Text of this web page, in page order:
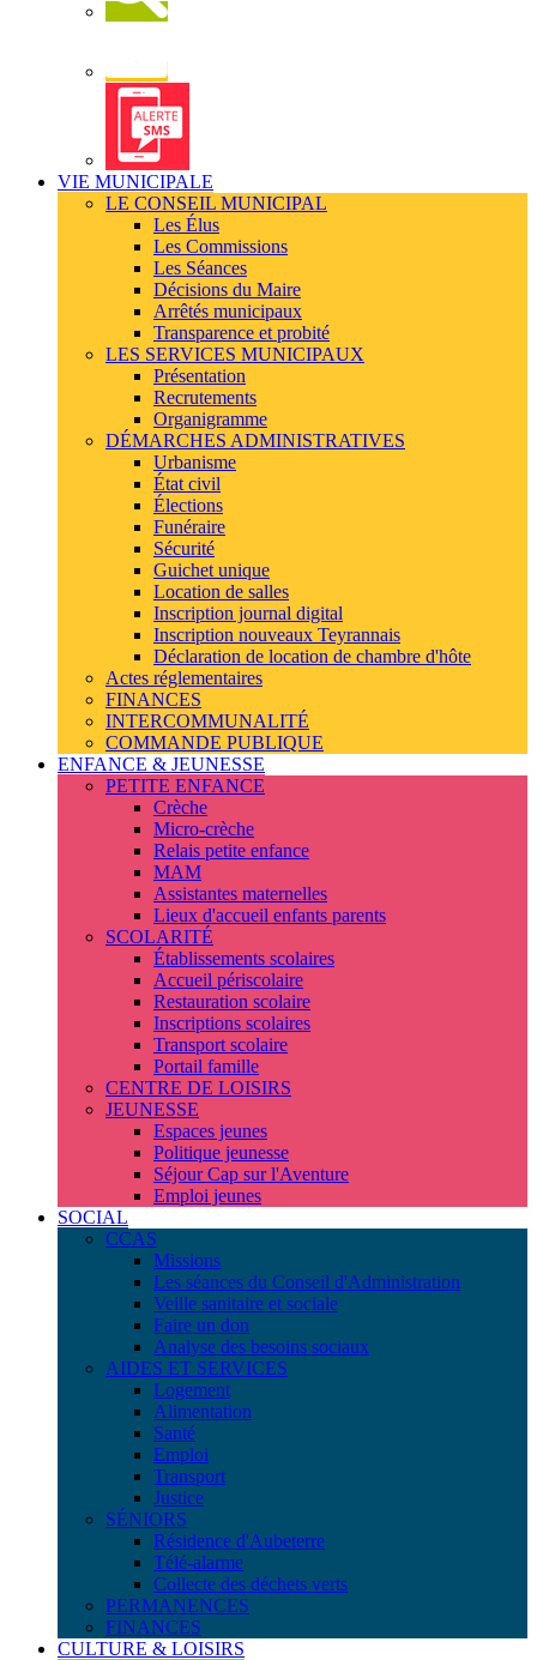
Alerte
SMS
VIE MUNICIPALE
LE CONSEIL MUNICIPAL
Les Élus
Les Commissions
Les Séances
Décisions du Maire
Arrêtés municipaux
Transparence et probité
LES SERVICES MUNICIPAUX
Présentation
Recrutements
Organigramme
DÉMARCHES ADMINISTRATIVES
Urbanisme
État civil
Élections
Funéraire
Sécurité
Guichet unique
Location de salles
Inscription journal digital
Inscription nouveaux Teyrannais
Déclaration de location de chambre d'hôte
Actes réglementaires
FINANCES
INTERCOMMUNALITÉ
COMMANDE PUBLIQUE
ENFANCE & JEUNESSE
PETITE ENFANCE
Crèche
Micro-crèche
Relais petite enfance
MAM
Assistantes maternelles
Lieux d'accueil enfants parents
SCOLARITÉ
Établissements scolaires
Accueil périscolaire
Restauration scolaire
Inscriptions scolaires
Transport scolaire
Portail famille
CENTRE DE LOISIRS
JEUNESSE
Espaces jeunes
Politique jeunesse
Séjour Cap sur l'Aventure
Emploi jeunes
SOCIAL
CCAS
Missions
Les séances du Conseil d'Administration
Veille sanitaire et sociale
Faire un don
Analyse des besoins sociaux
AIDES ET SERVICES
Logement
Alimentation
Santé
Emploi
Transport
Justice
SÉNIORS
Résidence d'Aubeterre
Télé-alarme
Collecte des déchets verts
PERMANENCES
FINANCES
CULTURE & LOISIRS